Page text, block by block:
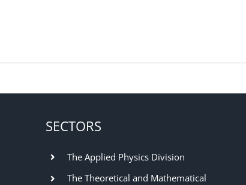
SECTORS
The Applied Physics Division
The Theoretical and Mathematical